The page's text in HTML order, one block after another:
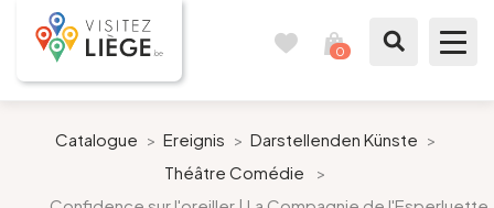
0
Wie ein Bürger von Lüttich
Catalogue > Ereignis > Darstellenden Künste >
Théâtre Comédie
>